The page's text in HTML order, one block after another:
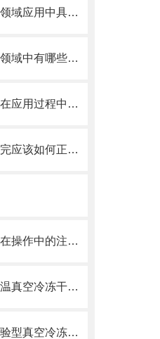
食品冻干机在以下三大领域应用中具有哪些优势？
大型冷冻干燥机应用在领域中有哪些特点？
中试型真空冷冻干燥机在应用过程中有什么优势？
食品冷冻干燥机在使用完应该如何正确的操作关机？
超低温真空冷冻干燥机在操作中的注意事项说明
用这种方法来选择超低温真空冷冻干燥机，既准确又省时
教您如何快速的辨认实验型真空冷冻干燥机制冷系统的问题？